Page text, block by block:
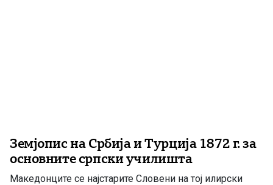
Земјопис на Србија и Турција 1872 г. за
основните српски училишта
Македонците се најстарите Словени на тој илирски